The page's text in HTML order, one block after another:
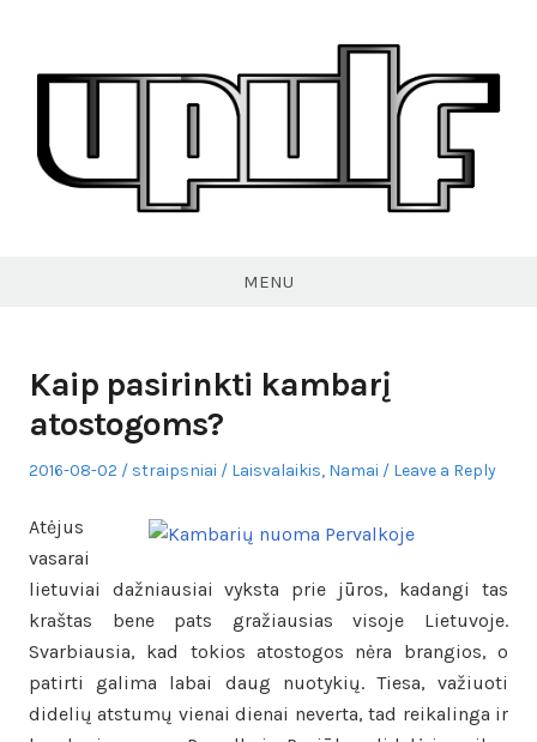
content
MENU
Kaip pasirinkti kambarį
atostogoms?
Posted
2016-08-02 Author
straipsniai
Posted
Laisvalaikis, Namai Leave a Reply
Atėjus
vasarai
lietuviai dažniausiai vyksta prie jūros, kadangi tas
kraštas bene pats gražiausias visoje Lietuvoje.
Svarbiausia, kad tokios atostogos nėra brangios, o
patirti galima labai daug nuotykių. Tiesa, važiuoti
didelių atstumų vienai dienai neverta, tad reikalinga ir